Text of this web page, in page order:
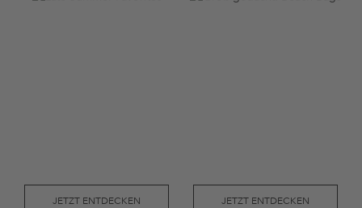
JETZT ENTDECKEN JETZT ENTDECKEN